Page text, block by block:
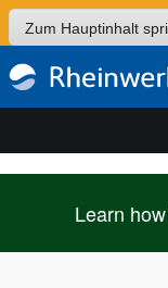
Zum Hauptinhalt
Sommer-
Learn